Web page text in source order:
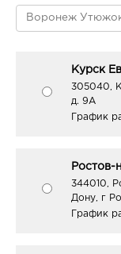
Курск
305040,
д. 9А
График
Ростов-
344010,
Дону, г
График